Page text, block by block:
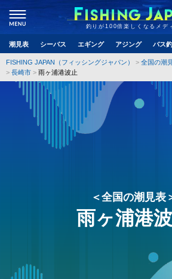
釣りが100倍楽しくなるメデ
潮見表 シーバス エギング アジング バス
FISHING JAPAN（フィッシングジャパン） 全国の潮
長崎市
雨ヶ浦港波止
＜全国の潮見表
雨ヶ浦港